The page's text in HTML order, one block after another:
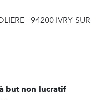
- 94200 IVRY SUR
but non lucratif